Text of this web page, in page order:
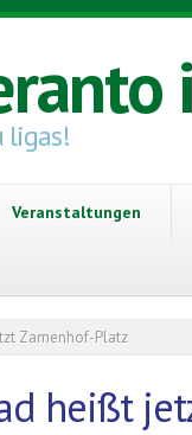
ligas!
Veranstaltungen
Zamenhof-Platz
heißt